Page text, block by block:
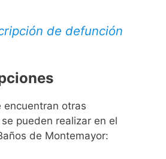
de defunción
encuentran otras
pueden realizar en el
de Montemayor: